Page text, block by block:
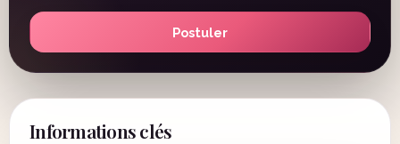
Postuler
Informations clés